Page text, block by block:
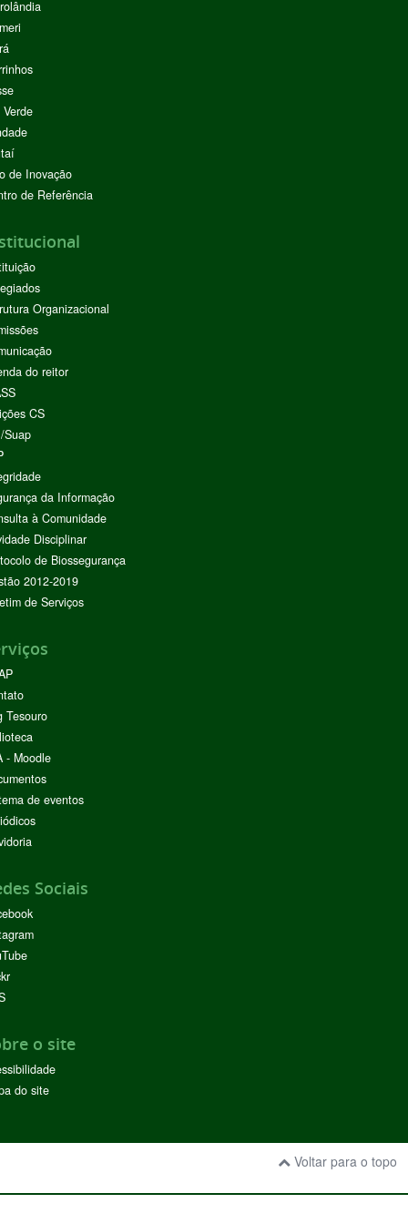
de Inovação
de Referência
Organizacional
do reitor
CS
Suap
da Informação
à Comunidade
Disciplinar
de Biossegurança
2012-2019
de Serviços
Tesouro
- Moodle
de eventos
Sociais
o site
do site
Voltar para o topo